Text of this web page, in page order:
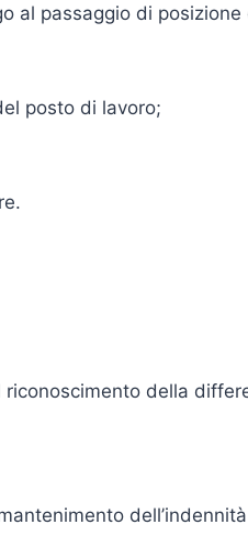
al passaggio di
posto di lavoro;
della